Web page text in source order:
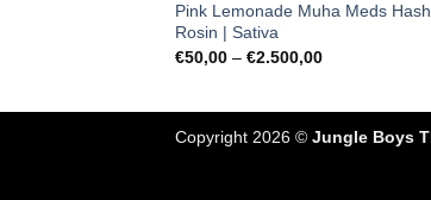
Pink Lemonade Muha Meds Hash
Rosin | Sativa
€50,00 – €2.500,00Preisspanne:
Copyright 2026 © Jungle Boys